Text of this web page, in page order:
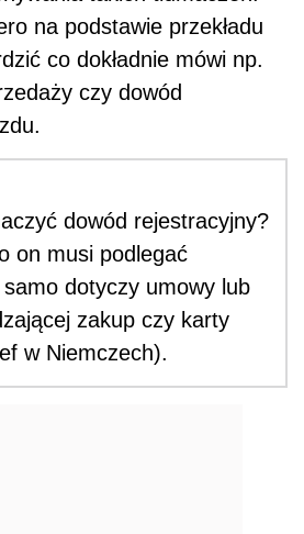
na podstawie przekładu
co dokładnie mówi np.
czy dowód
dowód rejestracyjny?
on musi podlegać
samo dotyczy umowy lub
zakup czy karty
w Niemczech).